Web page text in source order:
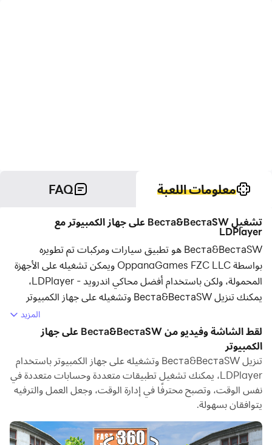
معلومات اللعبة FAQ
تشغيل Веста&ВестаSW على جهاز الكمبيوتر مع
LDPlayer
Веста&ВестаSW هو تطبيق سيارات ومركبات تم تطويره
بواسطة OppanaGames FZC LLC ويمكن تشغيله على الأجهزة
المحمولة، ولكن باستخدام أفضل محاكي اندرويد - LDPlayer،
يمكنك تنزيل Веста&ВестаSW وتشغيله على جهاز الكمبيوتر
تشغيل Веста&ВестаSW على جهاز الكمبيوتر، يمكنك التصفح
بوضوح على شاشة كبيرة، كما أن التحكم في التطبيقات باستخدام
الماوس ولوحة المفاتيح أسرع بكثير من لمس الشاشة، ولن داعي
للقلق أبدًا بشأن قوة جهازك.
بفضل ميزات المثيلات المتعددة والمزامنة، يمكنك أيضًا تشغيل
تطبيقات وحسابات متعددة على جهاز الكمبيوتر الخاص بك.
المزيد
لقط الشاشة وفيديو من Веста&ВестаSW على جهاز
الكمبيوتر
تنزيل Веста&ВестаSW وتشغيله على جهاز الكمبيوتر باستخدام
LDPlayer، يمكنك تشغيل تطبيقات متعددة وحسابات متعددة في
نفس الوقت، وتصبح محترفًا في إدارة الوقت، وجعل العمل والترفيه
يتوافقان بسهولة.